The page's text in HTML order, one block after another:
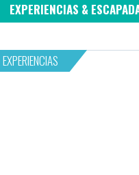
EXPERIENCIAS &
EXPERIENCIAS